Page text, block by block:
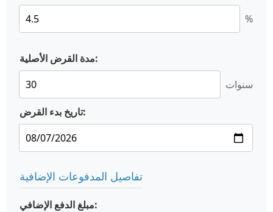
%
مدة القرض الأصلية:
سنوات
تاريخ بدء القرض:
تفاصيل المدفوعات الإضافية
مبلغ الدفع الإضافي: